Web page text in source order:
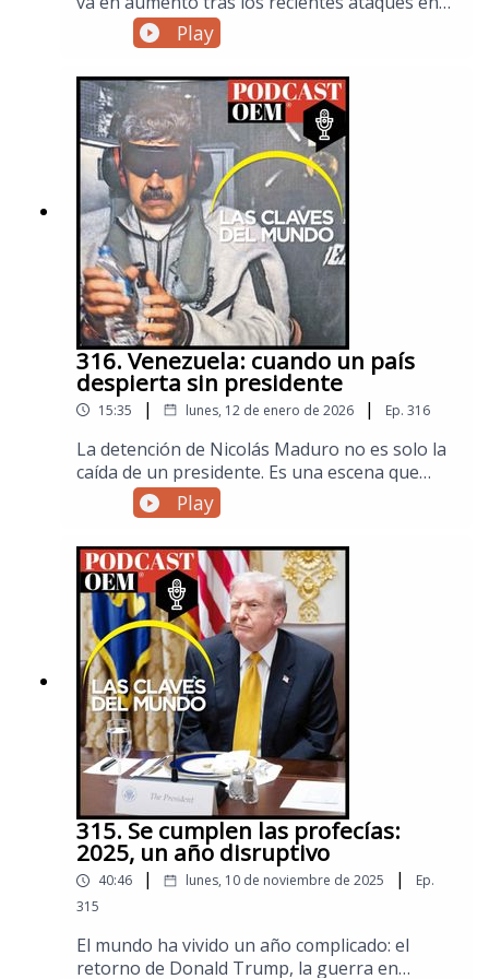
territorio ​iraní y la muerte del líder supremo ​
Alí Jamenei. En este episodio especial ​
explicamos el contexto histórico del conflicto,
los intereses estratégicos en Medio Oriente y
el papel de las potencias internacionales​ para
entender por qué esta crisis puede tener
consecuencias globales.Visita la sección
de Mundo de El Sol de México para no
perderte las noticias internacionales.
Play
316. Venezuela: cuando un país
despierta sin presidente
15:35 | lunes, 12 de enero de 2026 | Ep. 316
La detención de Nicolás Maduro no es solo la
caída de un presidente. Es una escena que
rompe una regla no escrita del sistema
internacional: los jefes de Estado no se
capturan de la forma en como lo hizo Estados
Unidos en Caracas. En este episodio especial
de Las Claves del Mundo explicamos qué
sucedió, sucede y sucederá en materia política,
económica y social tras la intervención
estadounidense en Venezuela.Visita la sección
de Mundo de El Sol de México para no
perderte las noticias internacionales.
Play
315. Se cumplen las profecías:
2025, un año disruptivo
40:46 | lunes, 10 de noviembre de 2025 |
Ep.
315
El mundo ha vivido un año complicado: el
retorno de Donald Trump, la guerra en